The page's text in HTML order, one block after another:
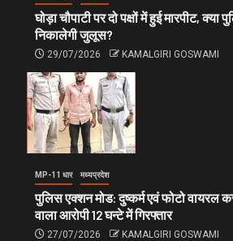
घोड़ा चौपाटी पर दो पक्षों में हुई मारपीट, क्या
निकालेगी जुलूस?
29/07/2026 KAMALGIRI GOSWAMI
MP-11 धार मध्यप्रदेश
पुलिस एक्शन मोड: दुष्कर्म एवं फोटो वायरल
वाला आरोपी 12 घन्टे में गिरफ्तार
27/07/2026 KAMALGIRI GOSWAMI